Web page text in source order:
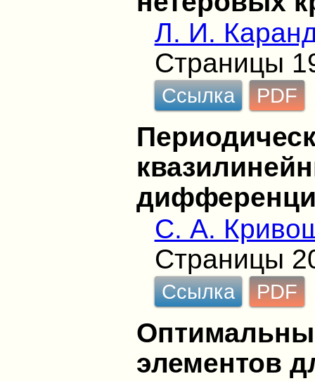
Л. И.
Страницы
Ссылка PDF
С. А.
Страницы
Ссылка PDF
элементов